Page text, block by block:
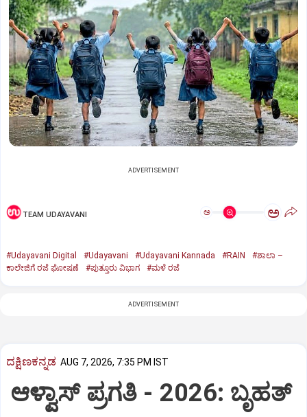
ADVERTISEMENT
TEAM UDAYAVANI ಅ ಅ
#Udayavani Digital #Udayavani #Udayavani Kannada #RAIN
#ಶಾಲಾ –
ಕಾಲೇಜಿಗೆ ರಜೆ ಘೋಷಣೆ
#ಪುತ್ತೂರು ವಿಭಾಗ #ಮಳೆ ರಜೆ
ADVERTISEMENT
ದಕ್ಷಿಣಕನ್ನಡ AUG 7, 2026, 7:35 PM IST
ಆಳ್ವಾಸ್‌ ಪ್ರಗತಿ - 2026: ಬೃಹತ್